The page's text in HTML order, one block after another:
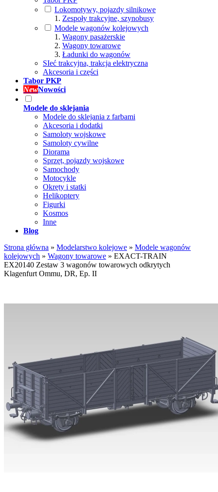
Lokomotywy, pojazdy silnikowe
Zespoły trakcyjne, szynobusy
Modele wagonów kolejowych
Wagony pasażerskie
Wagony towarowe
Ładunki do wagonów
SIeć trakcyjna, trakcja elektryczna
Akcesoria i części
Tabor PKP
NewNowości
Modele do sklejania
Modele do sklejania z farbami
Akcesoria i dodatki
Samoloty wojskowe
Samoloty cywilne
Diorama
Sprzęt, pojazdy wojskowe
Samochody
Motocykle
Okręty i statki
Helikoptery
Figurki
Kosmos
Inne
Blog
Strona główna » Modelarstwo kolejowe » Modele wagonów
kolejowych » Wagony towarowe » EXACT-TRAIN
EX20140 Zestaw 3 wagonów towarowych odkrytych
Klagenfurt Ommu, DR, Ep. II